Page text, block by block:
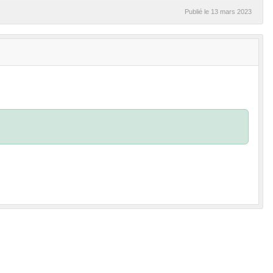
Publié le 13 mars 2023